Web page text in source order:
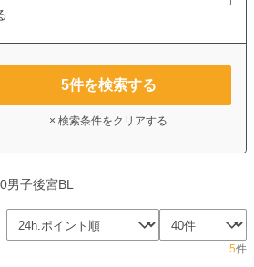
5件を検索する
× 検索条件をクリアする
男子後宮BL
5件